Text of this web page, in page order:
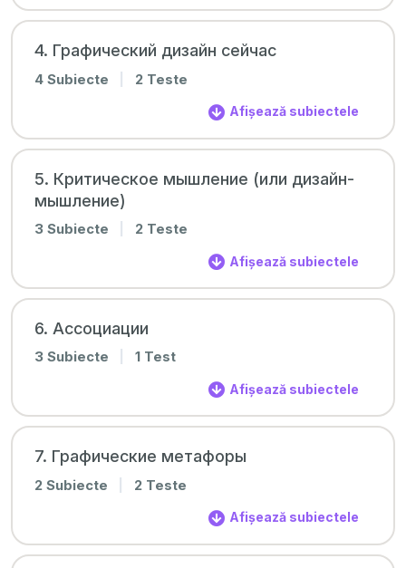
4. Графический дизайн сейчас
4 Subiecte 2 Teste
Afișează subiectele
5. Критическое мышление (или дизайн-
мышление)
3 Subiecte 2 Teste
Afișează subiectele
6. Ассоциации
3 Subiecte 1 Test
Afișează subiectele
7. Графические метафоры
2 Subiecte 2 Teste
Afișează subiectele